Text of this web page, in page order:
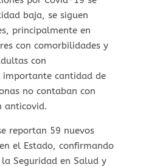
baja, se siguen
principalmente en
con comorbilidades y
con
cantidad de
no contaban con
anticovid.
reportan 59 nuevos
el Estado, confirmando
Seguridad en Salud y